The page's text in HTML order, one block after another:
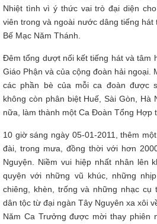
Nhiệt tình vì ý thức vai trò đại diện
viên trong và ngoài nước dâng tiếng hát
Bế Mạc Năm Thánh.
Đêm tổng dượt nối kết tiếng hát và tâm
Giáo Phận và của cộng đoàn hải ngoại.
các phần bè của mỗi ca đoàn được
không còn phân biệt Huế, Sài Gòn, Hà
nữa, làm thành một Ca Đoàn Tổng Hợp
10 giờ sáng ngày 05-01-2011, thêm
đài, trong mưa, đồng thời với hơn
Nguyện. Niềm vui hiệp nhất nhân lên
quyện với những vũ khúc, những
chiêng, khèn, trống và những nhạc cụ
dân tộc từ đại ngàn Tây Nguyên xa xôi
Năm Ca Trưởng được mời thay phiên